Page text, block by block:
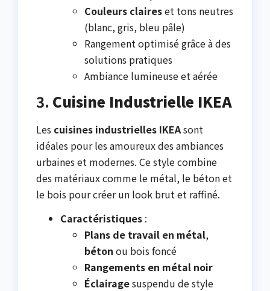
Couleurs claireset tons neutres
(blanc, gris, bleu pâle)
Rangement optimisé grâce à des
solutions pratiques
Ambiance lumineuse et aérée
3. Cuisine Industrielle IKEA
Les cuisines industrielles IKEAsont
idéales pour les amoureux des ambiances
urbaines et modernes. Ce style combine
des matériaux comme le métal, le béton et
le bois pour créer un look brut et raffiné.
Caractéristiques :
Plans de travail en métal,
béton ou bois foncé
Rangements en métal noir
Éclairagesuspendu de style